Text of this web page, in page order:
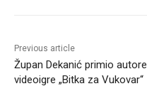
Previous article
Župan Dekanić primio autore
videoigre „Bitka za Vukovar“